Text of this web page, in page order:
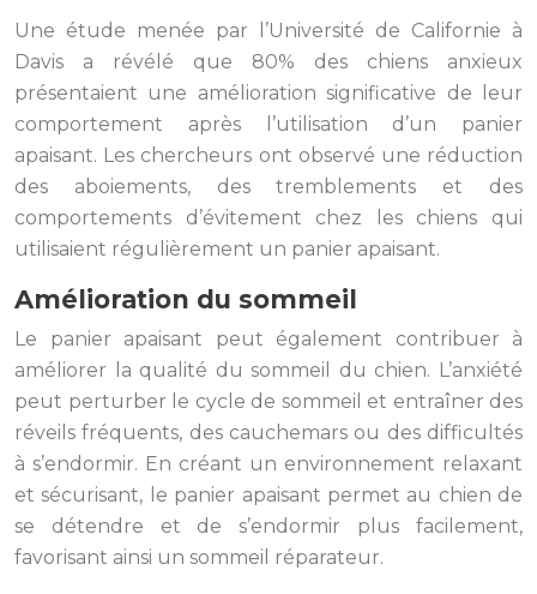
Une étude menée par l’Université de Californie à
Davis a révélé que 80% des chiens anxieux
présentaient une amélioration significative de leur
comportement après l’utilisation d’un panier
apaisant. Les chercheurs ont observé une réduction
des aboiements, des tremblements et des
comportements d’évitement chez les chiens qui
utilisaient régulièrement un panier apaisant.
Amélioration du sommeil
Le panier apaisant peut également contribuer à
améliorer la qualité du sommeil du chien. L’anxiété
peut perturber le cycle de sommeil et entraîner des
réveils fréquents, des cauchemars ou des difficultés
à s’endormir. En créant un environnement relaxant
et sécurisant, le panier apaisant permet au chien de
se détendre et de s’endormir plus facilement,
favorisant ainsi un sommeil réparateur.